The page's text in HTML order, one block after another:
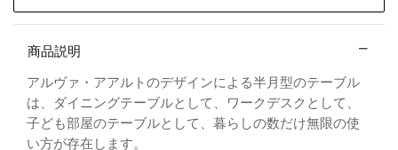
商品説明
アルヴァ・アアルトのデザインによる半月型のテーブル
は、ダイニングテーブルとして、ワークデスクとして、
子ども部屋のテーブルとして、暮らしの数だけ無限の使
い方が存在します。